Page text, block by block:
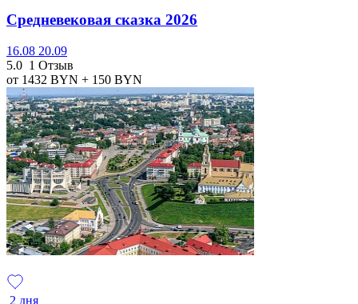
Средневековая сказка 2026
16.08 20.09
5.0 1 Отзыв
от 1432 BYN + 150 BYN
2 дня